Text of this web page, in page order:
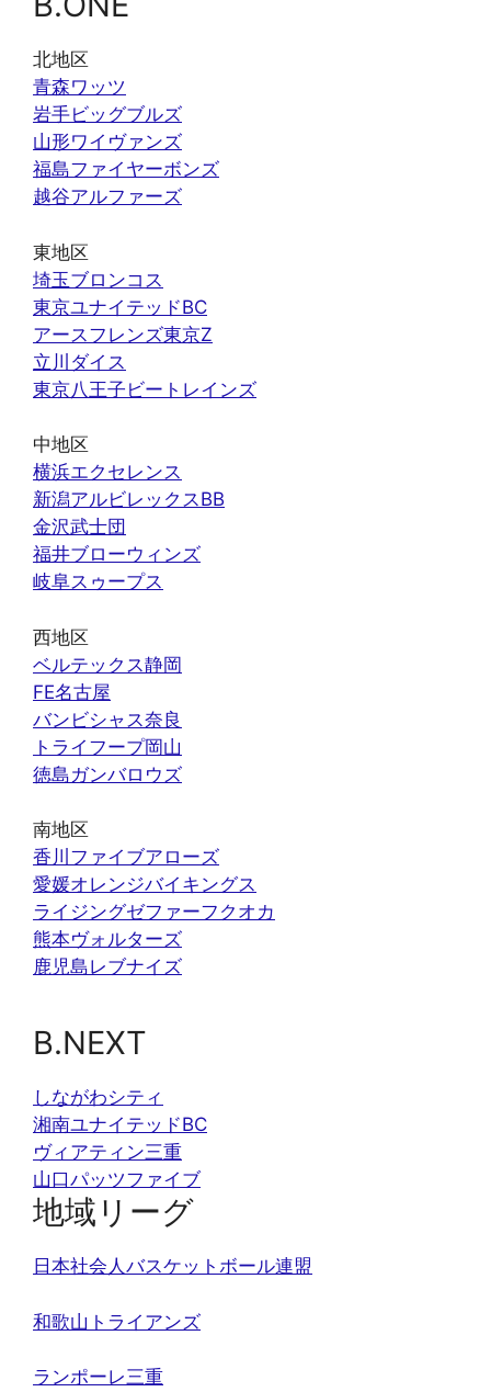
北地区
青森ワッツ
岩手ビッグブルズ
山形ワイヴァンズ
福島ファイヤーボンズ
越谷アルファーズ
東地区
埼玉ブロンコス
東京ユナイテッドBC
アースフレンズ東京Z
立川ダイス
東京八王子ビートレインズ
中地区
横浜エクセレンス
新潟アルビレックスBB
金沢武士団
福井ブローウィンズ
岐阜スゥープス
西地区
ベルテックス静岡
FE名古屋
バンビシャス奈良
トライフープ岡山
徳島ガンバロウズ
南地区
香川ファイブアローズ
愛媛オレンジバイキングス
ライジングゼファーフクオカ
熊本ヴォルターズ
鹿児島レブナイズ
B.NEXT
しながわシティ
湘南ユナイテッドBC
ヴィアティン三重
山口パッツファイブ
地域リーグ
日本社会人バスケットボール連盟
和歌山トライアンズ
ランポーレ三重